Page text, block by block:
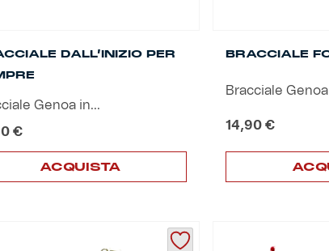
DALL’INIZIO PER
Genoa in...
€
ACQUISTA
BRACCIALE
Bracciale Genoa
14,90 €